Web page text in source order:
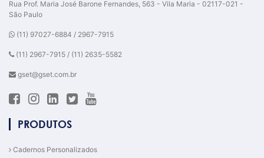
Rua Prof. Maria José Barone Fernandes, 563 - Vila Maria - 02117-021 -
São Paulo
(11) 97027-6884 / 2967-7915
(11) 2967-7915 / (11) 2635-5582
gset@gset.com.br
PRODUTOS
Cadernos Personalizados